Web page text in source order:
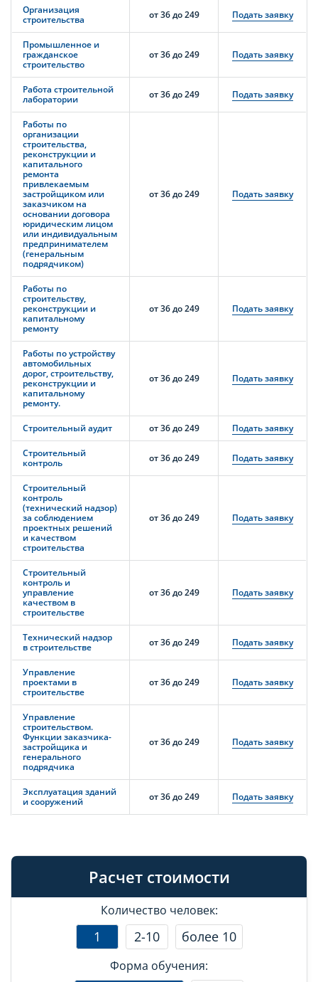
Организация
строительства
от 36 до 249 Подать заявку
Промышленное и
гражданское
строительство
от 36 до 249 Подать заявку
Работа строительной
лаборатории
от 36 до 249 Подать заявку
Работы по
организации
строительства,
реконструкции и
капитального
ремонта
привлекаемым
застройщиком или
заказчиком на
основании договора
юридическим лицом
или индивидуальным
предпринимателем
(генеральным
подрядчиком)
от 36 до 249 Подать заявку
Работы по
строительству,
реконструкции и
капитальному
ремонту
от 36 до 249 Подать заявку
Работы по устройству
автомобильных
дорог, строительству,
реконструкции и
капитальному
ремонту.
от 36 до 249 Подать заявку
Строительный аудит от 36 до 249 Подать заявку
Строительный
контроль
от 36 до 249 Подать заявку
Строительный
контроль
(технический надзор)
за соблюдением
проектных решений
и качеством
строительства
от 36 до 249 Подать заявку
Строительный
контроль и
управление
качеством в
строительстве
от 36 до 249 Подать заявку
Технический надзор
в строительстве
от 36 до 249 Подать заявку
Управление
проектами в
строительстве
от 36 до 249 Подать заявку
Управление
строительством.
Функции заказчика-
застройщика и
генерального
подрядчика
от 36 до 249 Подать заявку
Эксплуатация зданий
и сооружений
от 36 до 249 Подать заявку
Расчет стоимости
Количество человек:
1 2-10 более 10
Форма обучения: